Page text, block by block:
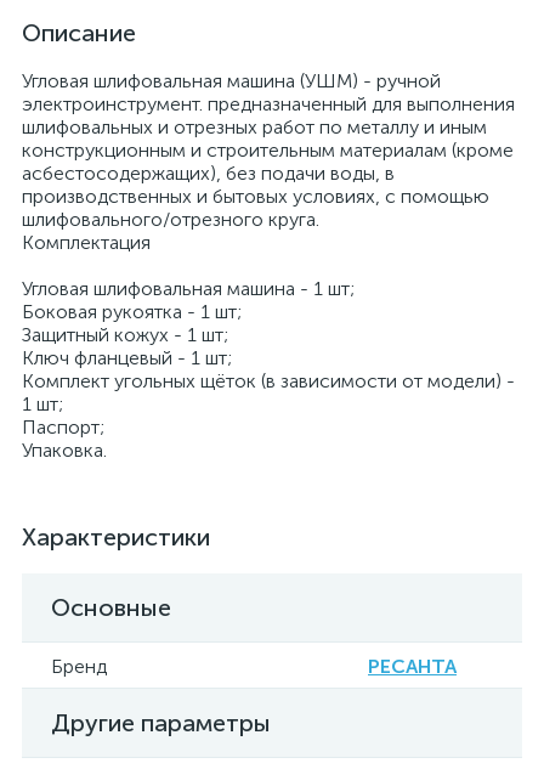
Описание
Угловая шлифовальная машина (УШМ) - ручной
электроинструмент. предназначенный для выполнения
шлифовальных и отрезных работ по металлу и иным
конструкционным и строительным материалам (кроме
асбестосодержащих), без подачи воды, в
производственных и бытовых условиях, с помощью
шлифовального/отрезного круга.
Комплектация
Угловая шлифовальная машина - 1 шт;
Боковая рукоятка - 1 шт;
Защитный кожух - 1 шт;
Ключ фланцевый - 1 шт;
Комплект угольных щёток (в зависимости от модели) -
1 шт;
Паспорт;
Упаковка.
Характеристики
Основные
Бренд РЕСАНТА
Другие параметры